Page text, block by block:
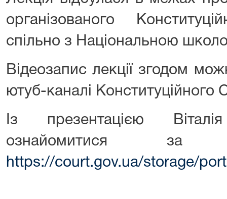
організованого
спільно з Національною
Відеозапис лекції згодом
ютуб-каналі Конституційного
Із презентацією
ознайомитися за
https://court.gov.ua/storage/